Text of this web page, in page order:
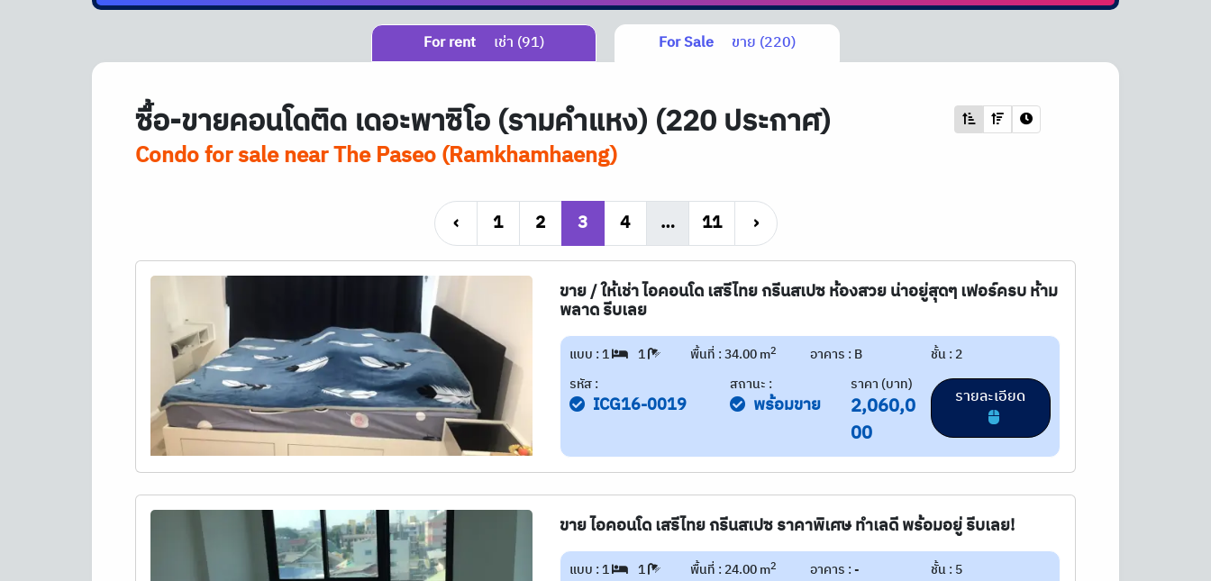
For rent เช่า (91) For Sale ขาย (220)
ซื้อ-ขายคอนโดติด เดอะพาซิโอ (รามคําแหง) (220 ประกาศ)
Condo for sale near The Paseo (Ramkhamhaeng)
‹ 1 2 3 4 … 11 ›
ขาย / ให้เช่า ไอคอนโด เสรีไทย กรีนสเปซ ห้องสวย น่าอยู่สุดๆ เฟอร์ครบ ห้าม
พลาด รีบเลย
แบบ : 1 1 พื้นที่ : 34.00 m2 อาคาร : B
ชั้น : 2
รหัส :
ICG16-0019
สถานะ :
พร้อมขาย
ราคา (บาท)
2,060,0
00
ขาย ไอคอนโด เสรีไทย กรีนสเปซ ราคาพิเศษ ทำเลดี พร้อมอยู่ รีบเลย!
แบบ : 1 1 พื้นที่ : 24.00 m2 อาคาร : -
ชั้น : 5